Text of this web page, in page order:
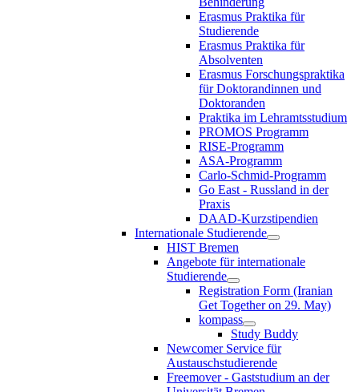
Erasmus Praktika für
Studierende
Erasmus Praktika für
Absolventen
Erasmus Forschungspraktika
für Doktorandinnen und
Doktoranden
Praktika im Lehramtsstudium
PROMOS Programm
RISE-Programm
ASA-Programm
Carlo-Schmid-Programm
Go East - Russland in der
Praxis
DAAD-Kurzstipendien
Internationale Studierende
HIST Bremen
Angebote für internationale
Studierende
Registration Form (Iranian
Get Together on 29. May)
kompass
Study Buddy
Newcomer Service für
Austauschstudierende
Freemover - Gaststudium an der